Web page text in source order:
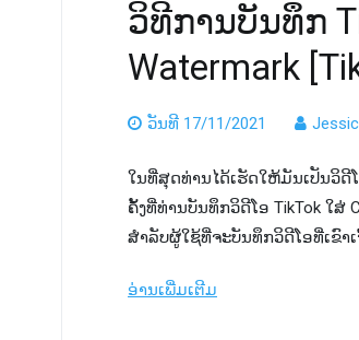
ວິທີການບັນທຶກ
Watermark
ວັນທີ 17/11/2021 Jessic
ໃນທີ່ສຸດທ່ານໄດ້ເຮັດໃຫ້ມັນເປັນວິດີ
ຄັ້ງທີ່ທ່ານບັນທຶກວິດີໂອ TikTok ໃສ່
ສໍາລັບຜູ້ໃຊ້ທີ່ຈະບັນທຶກວິດີໂອທີ່ເຂົາ
ອ່ານເພີ່ມເຕີມ